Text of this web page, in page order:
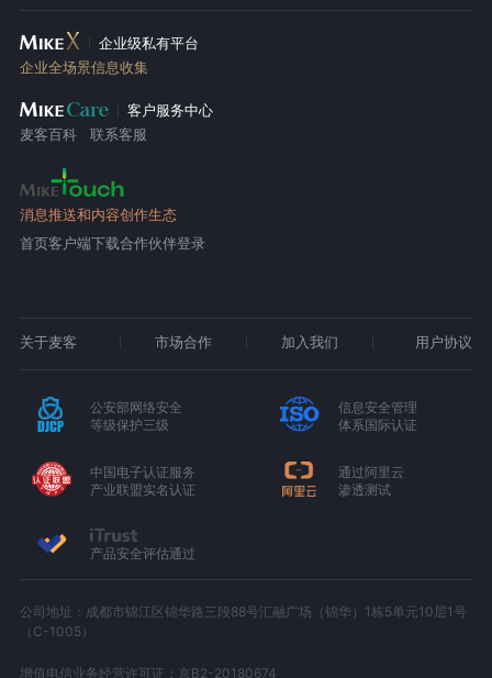
企业级私有平台
企业全场景信息收集
客户服务中心
麦客百科
联系客服
消息推送和内容创作生态
首页客户端下载合作伙伴登录
关于麦客 市场合作 加入我们 用户协议
公安部网络安全
等级保护三级
信息安全管理
体系国际认证
中国电子认证服务
产业联盟实名认证
通过阿里云
渗透测试
产品安全评估通过
公司地址：成都市锦江区锦华路三段88号汇融广场（锦华）1栋5单元10层1号
（C-1005）
增值电信业务经营许可证：京B2-20180674